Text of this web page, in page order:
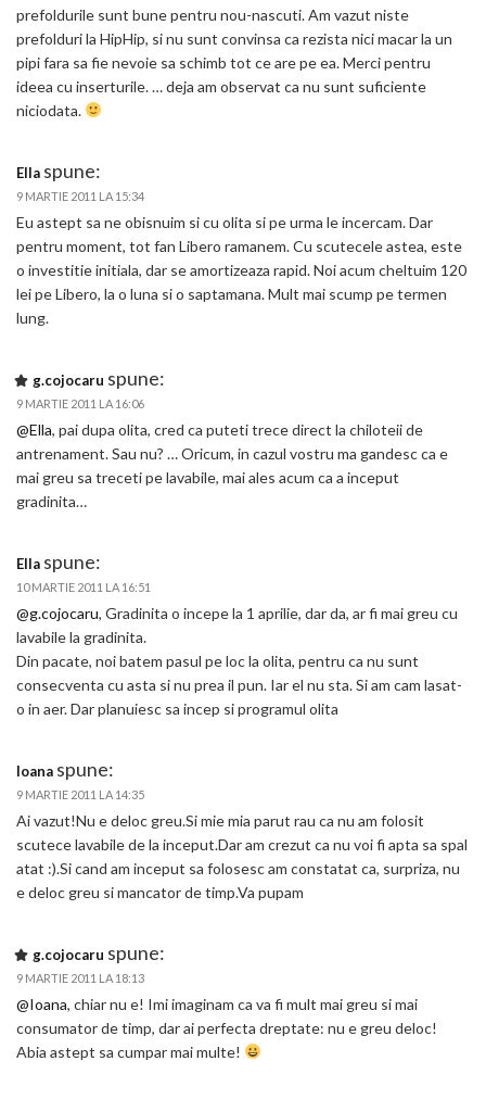
prefoldurile sunt bune pentru nou-nascuti. Am vazut niste
prefolduri la HipHip, si nu sunt convinsa ca rezista nici macar la un
pipi fara sa fie nevoie sa schimb tot ce are pe ea. Merci pentru
ideea cu inserturile. … deja am observat ca nu sunt suficiente
niciodata.
Ella spune:
9 MARTIE 2011 LA 15:34
Eu astept sa ne obisnuim si cu olita si pe urma le incercam. Dar
pentru moment, tot fan Libero ramanem. Cu scutecele astea, este
o investitie initiala, dar se amortizeaza rapid. Noi acum cheltuim 120
lei pe Libero, la o luna si o saptamana. Mult mai scump pe termen
lung.
g.cojocaru spune:
9 MARTIE 2011 LA 16:06
@Ella, pai dupa olita, cred ca puteti trece direct la chiloteii de
antrenament. Sau nu? … Oricum, in cazul vostru ma gandesc ca e
mai greu sa treceti pe lavabile, mai ales acum ca a inceput
gradinita…
Ella spune:
10 MARTIE 2011 LA 16:51
@g.cojocaru, Gradinita o incepe la 1 aprilie, dar da, ar fi mai greu cu
lavabile la gradinita.
Din pacate, noi batem pasul pe loc la olita, pentru ca nu sunt
consecventa cu asta si nu prea il pun. Iar el nu sta. Si am cam lasat-
o in aer. Dar planuiesc sa incep si programul olita
Ioana spune:
9 MARTIE 2011 LA 14:35
Ai vazut!Nu e deloc greu.Si mie mia parut rau ca nu am folosit
scutece lavabile de la inceput.Dar am crezut ca nu voi fi apta sa spal
atat :).Si cand am inceput sa folosesc am constatat ca, surpriza, nu
e deloc greu si mancator de timp.Va pupam
g.cojocaru spune:
9 MARTIE 2011 LA 18:13
@Ioana, chiar nu e! Imi imaginam ca va fi mult mai greu si mai
consumator de timp, dar ai perfecta dreptate: nu e greu deloc!
Abia astept sa cumpar mai multe!